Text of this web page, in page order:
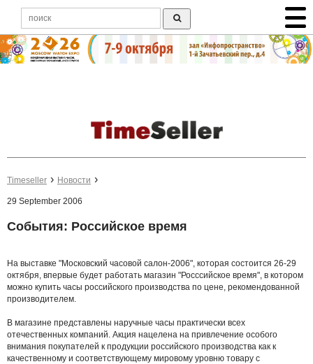
Timeseller Новости
29 September 2006
События: Российское время
На выставке "Московский часовой салон-2006", которая состоится 26-29
октября, впервые будет работать магазин "Росссийское время", в котором
можно купить часы российского производства по цене, рекомендованной
производителем.
В магазине представлены наручные часы практически всех
отечественных компаний. Акция нацелена на привлечение особого
внимания покупателей к продукции российского производства как к
качественному и соответствующему мировому уровню товару с